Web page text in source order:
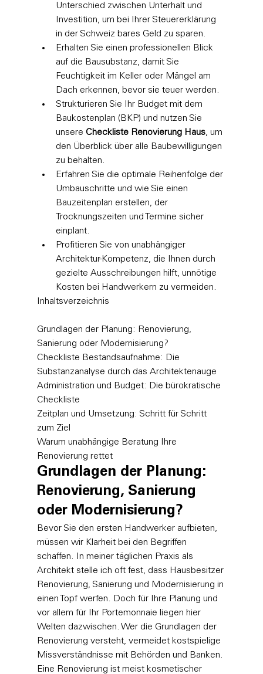
Unterschied zwischen Unterhalt und
Investition, um bei Ihrer Steuererklärung
in der Schweiz bares Geld zu sparen.
Erhalten Sie einen professionellen Blick
auf die Bausubstanz, damit Sie
Feuchtigkeit im Keller oder Mängel am
Dach erkennen, bevor sie teuer werden.
Strukturieren Sie Ihr Budget mit dem
Baukostenplan (BKP) und nutzen Sie
unsere Checkliste Renovierung Haus, um
den Überblick über alle Baubewilligungen
zu behalten.
Erfahren Sie die optimale Reihenfolge der
Umbauschritte und wie Sie einen
Bauzeitenplan erstellen, der
Trocknungszeiten und Termine sicher
einplant.
Profitieren Sie von unabhängiger
Architektur-Kompetenz, die Ihnen durch
gezielte Ausschreibungen hilft, unnötige
Kosten bei Handwerkern zu vermeiden.
Inhaltsverzeichnis
Grundlagen der Planung: Renovierung,
Sanierung oder Modernisierung?
Checkliste Bestandsaufnahme: Die
Substanzanalyse durch das Architektenauge
Administration und Budget: Die bürokratische
Checkliste
Zeitplan und Umsetzung: Schritt für Schritt
zum Ziel
Warum unabhängige Beratung Ihre
Renovierung rettet
Grundlagen der Planung:
Renovierung, Sanierung
oder Modernisierung?
Bevor Sie den ersten Handwerker aufbieten,
müssen wir Klarheit bei den Begriffen
schaffen. In meiner täglichen Praxis als
Architekt stelle ich oft fest, dass Hausbesitzer
Renovierung, Sanierung und Modernisierung in
einen Topf werfen. Doch für Ihre Planung und
vor allem für Ihr Portemonnaie liegen hier
Welten dazwischen. Wer die Grundlagen der
Renovierung versteht, vermeidet kostspielige
Missverständnisse mit Behörden und Banken.
Eine Renovierung ist meist kosmetischer